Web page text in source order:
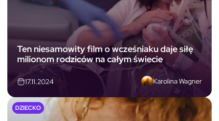
Ten niesamowity film o wcześniaku daje siłę
milionom rodziców na całym świecie
17.11.2024 Karolina Wagner
DZIECKO